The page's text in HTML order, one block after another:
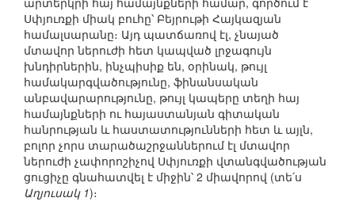
Սփյուռքի միակ բուհը՝ Բեյրութի Հայկազյան
համալսարանը։ Այդ պատճառով էլ, չնայած
մտավոր ներուժի հետ կապված լրջագույն
խնդիրներին, ինչպիսիք են, օրինակ, թույլ
համակարգվածությունը, ֆինանսական
անբավարարությունը, թույլ կապերը տեղի հայ
համայնքների ու հայաստանյան գիտական
հանրության և հաստատությունների հետ և այլն,
բոլոր չորս տարածաշրջաններում էլ մտավոր
ներուժի չափորոշիչով Սփյուռքի վտանգվածության
ցուցիչը գնահատվել է միջին՝ 2 միավորով (տե՛ս
Աղյուսակ 1)։